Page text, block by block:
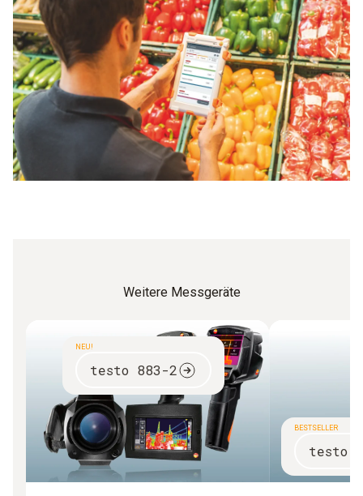
Weitere Messgeräte
NEU!
testo 883-2
BESTSELLER
testo